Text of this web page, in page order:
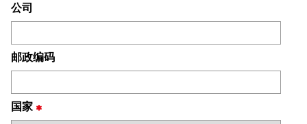
公司
邮政编码
国家